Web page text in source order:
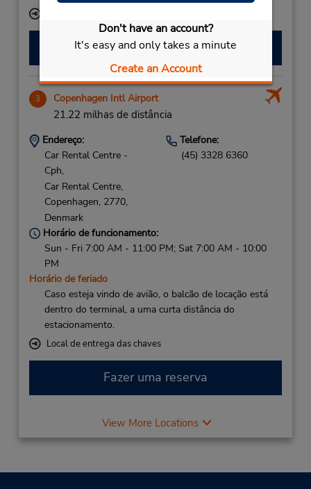
Don't have an account?
It's easy and only takes a minute
Create an Account
Fazer uma reserva
3 Copenhagen Intl Airport
21.22 milhas de distância
Endereço:
Car Rental Centre -
Cph,
Car Rental Centre,
Copenhagen, 2770,
Denmark
Telefone:
(45) 3328 6360
Horário de funcionamento:
Sun - Fri 7:00 AM - 11:00 PM; Sat 7:00 AM - 10:00
PM
Horário de feriado
Caso esteja vindo de avião, o balcão de locação está
dentro do terminal, a uma curta distância do
estacionamento.
Local de entrega das chaves
Fazer uma reserva
View More Locations